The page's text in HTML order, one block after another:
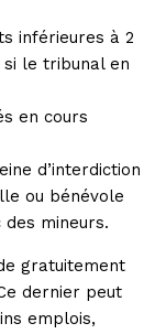
inférieures à 2
si le tribunal en
en cours
d’interdiction
ou bénévole
mineurs.
gratuitement
dernier peut
emplois,